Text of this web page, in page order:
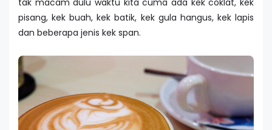
pisang, kek buah, kek batik, kek gula hangus, kek lapis
dan beberapa jenis kek span.